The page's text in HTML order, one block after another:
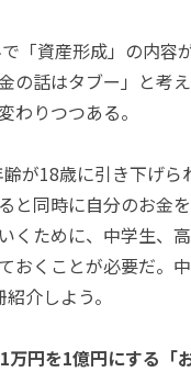
「資産形成」の内容
の話はタブー」と考え
わりつつある。
が18歳に引き下げら
と同時に自分のお金
くために、中学生、
おくことが必要だ。
介しよう。
円を1億円にする「